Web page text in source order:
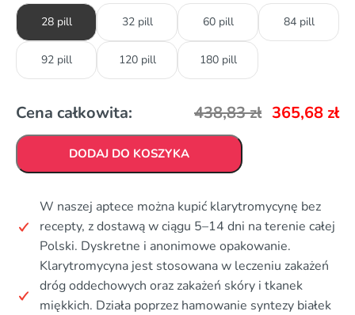
28 pill 32 pill 60 pill 84 pill
92 pill 120 pill 180 pill
Cena całkowita: 438,83zł 365,68 zł
DODAJ DO KOSZYKA
W naszej aptece można kupić klarytromycynę bez
recepty, z dostawą w ciągu 5–14 dni na terenie całej
Polski. Dyskretne i anonimowe opakowanie.
Klarytromycyna jest stosowana w leczeniu zakażeń
dróg oddechowych oraz zakażeń skóry i tkanek
miękkich. Działa poprzez hamowanie syntezy białek